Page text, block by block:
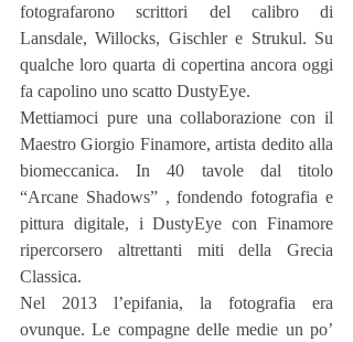
fotografarono scrittori del calibro di
Lansdale, Willocks, Gischler e Strukul. Su
qualche loro quarta di copertina ancora oggi
fa capolino uno scatto DustyEye.
Mettiamoci pure una collaborazione con il
Maestro Giorgio Finamore, artista dedito alla
biomeccanica. In 40 tavole dal titolo
“Arcane Shadows” , fondendo fotografia e
pittura digitale, i DustyEye con Finamore
ripercorsero altrettanti miti della Grecia
Classica.
Nel 2013 l’epifania, la fotografia era
ovunque. Le compagne delle medie un po’